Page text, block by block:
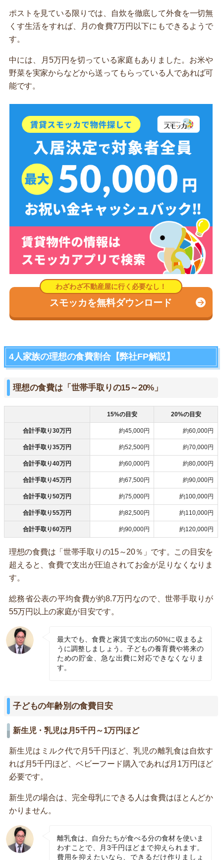
ポストを見ている限りでは、自炊を徹底して外食を一切無
くす生活をすれば、月の食費7万円以下にもできるようで
す。
中には、月5万円を切っている家庭もありました。お米や
野菜を実家からなどから送ってもらっている人であれば可
能です。
スモッカを無料ダウンロード
4人家族の理想の食費割合【弊社FP解説】
理想の食費は「世帯手取りの15～20%」
15%の目安 20%の目安
合計手取り30万円 約45,000円 約60,000円
合計手取り35万円 約52,500円 約70,000円
合計手取り40万円 約60,000円 約80,000円
合計手取り45万円 約67,500円 約90,000円
合計手取り50万円 約75,000円 約100,000円
合計手取り55万円 約82,500円 約110,000円
合計手取り60万円 約90,000円 約120,000円
理想の食費は「世帯手取りの15～20％」です。この目安を
超えると、食費で支出が圧迫されてお金が足りなくなりま
す。
総務省公表の平均食費が約8.7万円なので、世帯手取りが
55万円以上の家庭が目安です。
最大でも、食費と家賃で支出の50%に収まるよ
うに調整しましょう。子どもの養育費や将来の
ための貯金、急な出費に対応できなくなりま
す。
子どもの年齢別の食費目安
新生児・乳児は月5千円～1万円ほど
新生児はミルク代で月5千円ほど、乳児の離乳食は自炊す
れば月5千円ほど、ベビーフード購入であれば月1万円ほど
必要です。
新生児の場合は、完全母乳にできる人は食費はほとんどか
かりません。
離乳食は、自分たちが食べる分の食材を使いま
わすことで、月3千円ほどまで抑えられます。
費用を抑えたいなら、できるだけ作りましょ